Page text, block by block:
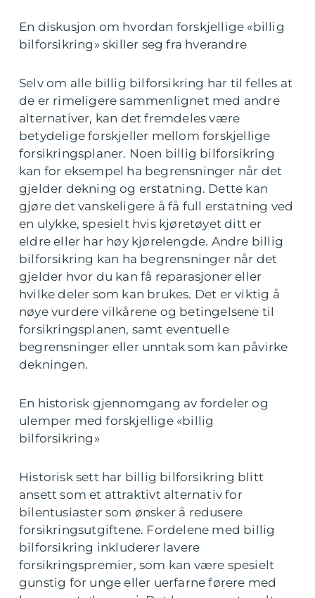
En diskusjon om hvordan forskjellige «billig
bilforsikring» skiller seg fra hverandre
Selv om alle billig bilforsikring har til felles at
de er rimeligere sammenlignet med andre
alternativer, kan det fremdeles være
betydelige forskjeller mellom forskjellige
forsikringsplaner. Noen billig bilforsikring
kan for eksempel ha begrensninger når det
gjelder dekning og erstatning. Dette kan
gjøre det vanskeligere å få full erstatning ved
en ulykke, spesielt hvis kjøretøyet ditt er
eldre eller har høy kjørelengde. Andre billig
bilforsikring kan ha begrensninger når det
gjelder hvor du kan få reparasjoner eller
hvilke deler som kan brukes. Det er viktig å
nøye vurdere vilkårene og betingelsene til
forsikringsplanen, samt eventuelle
begrensninger eller unntak som kan påvirke
dekningen.
En historisk gjennomgang av fordeler og
ulemper med forskjellige «billig
bilforsikring»
Historisk sett har billig bilforsikring blitt
ansett som et attraktivt alternativ for
bilentusiaster som ønsker å redusere
forsikringsutgiftene. Fordelene med billig
bilforsikring inkluderer lavere
forsikringspremier, som kan være spesielt
gunstig for unge eller uerfarne førere med